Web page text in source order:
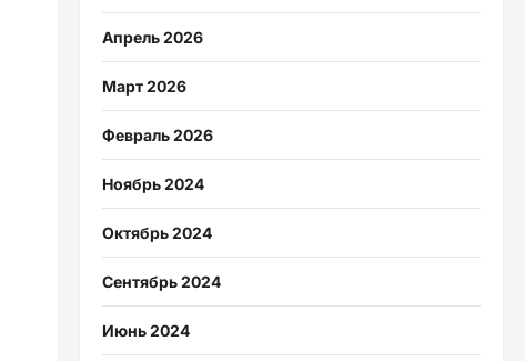
Апрель 2026
Март 2026
Февраль 2026
Ноябрь 2024
Октябрь 2024
Сентябрь 2024
Июнь 2024